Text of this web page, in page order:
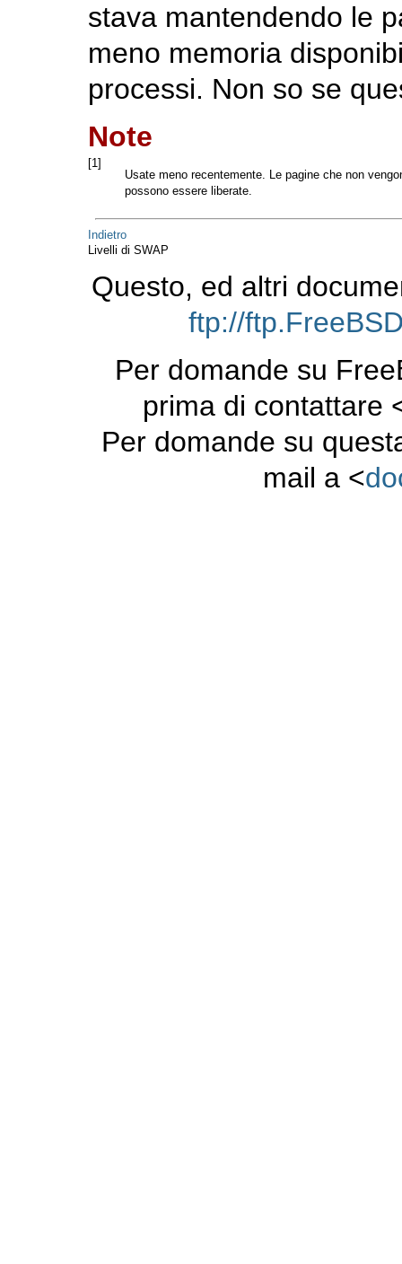
stava mantendendo le
meno memoria
processi. Non so se
Note
[1]
Usate meno recentemente. Le pagine che non
possono essere liberate.
Indietro
Livelli di SWAP
Questo, ed altri
ftp://
Per domande su
prima di contattare
Per domande su
mail a <